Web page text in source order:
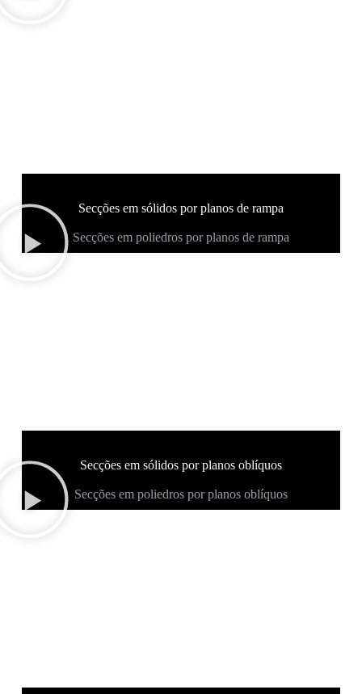
Secções em sólidos por planos de rampa
Secções em poliedros por planos de rampa
Secções em sólidos por planos oblíquos
Secções em poliedros por planos oblíquos